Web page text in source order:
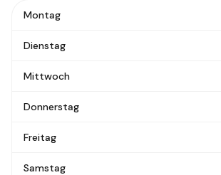
Montag
Dienstag
Mittwoch
Donnerstag
Freitag
Samstag